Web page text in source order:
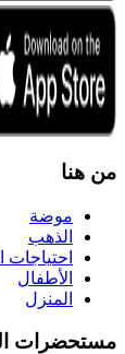
من هنا
موضة
الذهب
احتياجات
الأطفال
المنزل
مستحضرات